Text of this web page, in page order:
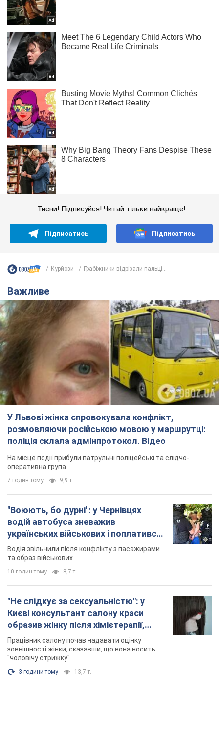
Тисни! Підписуйся! Читай тільки найкраще!
Підписатись Підписатись
Курйози Грабіжники відрізали пальці...
Важливе
У Львові жінка спровокувала конфлікт,
розмовляючи російською мовою у маршрутці:
поліція склала адмінпротокол. Відео
На місце події прибули патрульні поліцейські та слідчо-
оперативна група
7 годин тому 9,9 т.
"Воюють, бо дурні": у Чернівцях
водій автобуса зневажив
українських військових і поплатився.
Відео
Водія звільнили після конфлікту з пасажирами
та образ військових
10 годин тому 8,7 т.
"Не слідкує за сексуальністю": у
Києві консультант салону краси
образив жінку після хімієтерапії,
розгорівся скандал. Фото
Працівник салону почав надавати оцінку
зовнішності жінки, сказавши, що вона носить
"чоловічу стрижку"
3 години тому 13,7 т.